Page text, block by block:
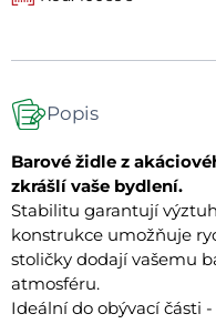
Popis
Barové židle z
zkrášlí vaše bydlení.
Stabilitu garantují
konstrukce umožňuje
stoličky dodají vašemu
atmosféru.
Ideální do obývací části